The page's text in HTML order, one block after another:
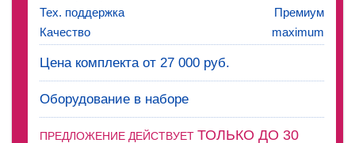
Тех. поддержка
Премиум
Качество
maximum
Цена комплекта от 27 000 руб.
Оборудование в наборе
ПРЕДЛОЖЕНИЕ ДЕЙСТВУЕТ ТОЛЬКО ДО 30